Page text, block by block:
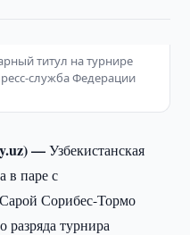
титул на турнире
служба Федерации
—Узбекистанская
в паре с
Сорибес-Тормо
разряда турнира